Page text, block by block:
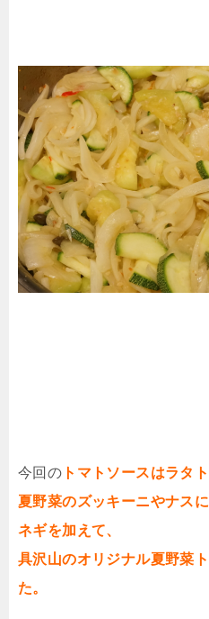
今回の トマトソースはラタ
夏野菜のズッキーニやナス
ネギを加えて、
具沢山のオリジナル夏野菜
た。